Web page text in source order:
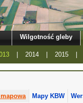
Wilgotność gleby
| 2014 | 2015 |
Mapy KBW